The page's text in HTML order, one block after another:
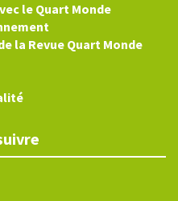
le Quart Monde
la Revue Quart Monde